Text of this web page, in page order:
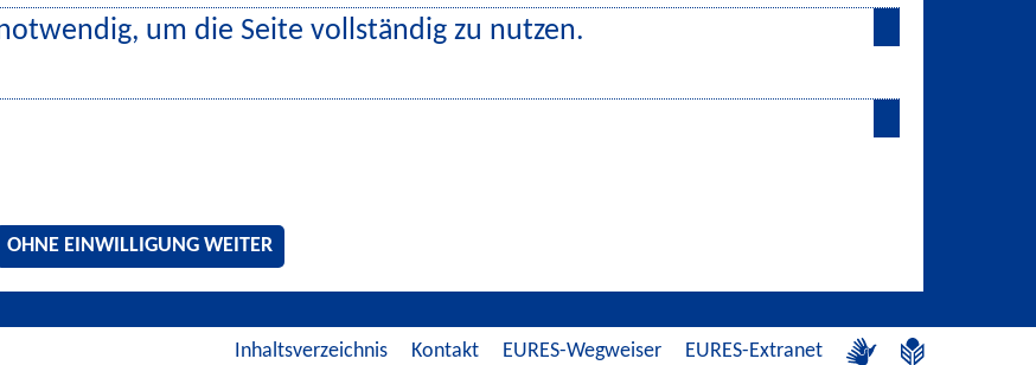
um die Seite vollständig zu nutzen.
OHNE EINWILLIGUNG WEITER
Inhaltsverzeichnis Kontakt EURES-Wegweiser EURES-Extranet